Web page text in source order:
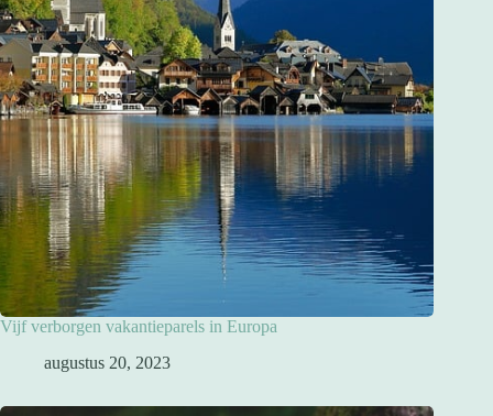
Vijf verborgen vakantieparels in Europa
augustus 20, 2023